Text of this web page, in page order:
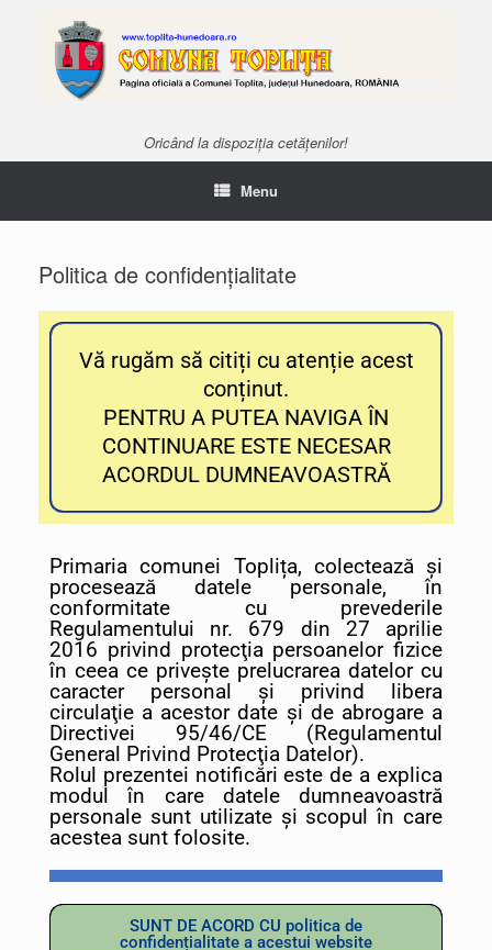
Oricând la dispoziția cetățenilor!
Menu
Politica de confidențialitate
Vă rugăm să citiți cu atenție acest
conținut.
PENTRU A PUTEA NAVIGA ÎN
CONTINUARE ESTE NECESAR
ACORDUL DUMNEAVOASTRĂ
Primaria comunei Toplița, colectează și
procesează datele personale, în
conformitate cu prevederile
Regulamentului nr. 679 din 27 aprilie
2016 privind protecţia persoanelor fizice
în ceea ce priveşte prelucrarea datelor cu
caracter personal şi privind libera
circulaţie a acestor date şi de abrogare a
Directivei 95/46/CE (Regulamentul
General Privind Protecţia Datelor).
Rolul prezentei notificări este de a explica
modul în care datele dumneavoastră
personale sunt utilizate și scopul în care
acestea sunt folosite.
SUNT DE ACORD CU politica de
confidențialitate a acestui website